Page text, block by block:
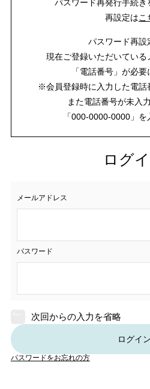
パスワード再発行手続き
再設定はこ
パスワード再設
現在ご登録いただいている
「電話番号」が必要
※会員登録時に入力した電話
また電話番号が未入
「000-0000-0000」を
ログ
メールアドレス
パスワード
次回からの入力を省略
ログイン
パスワードをお忘れの方